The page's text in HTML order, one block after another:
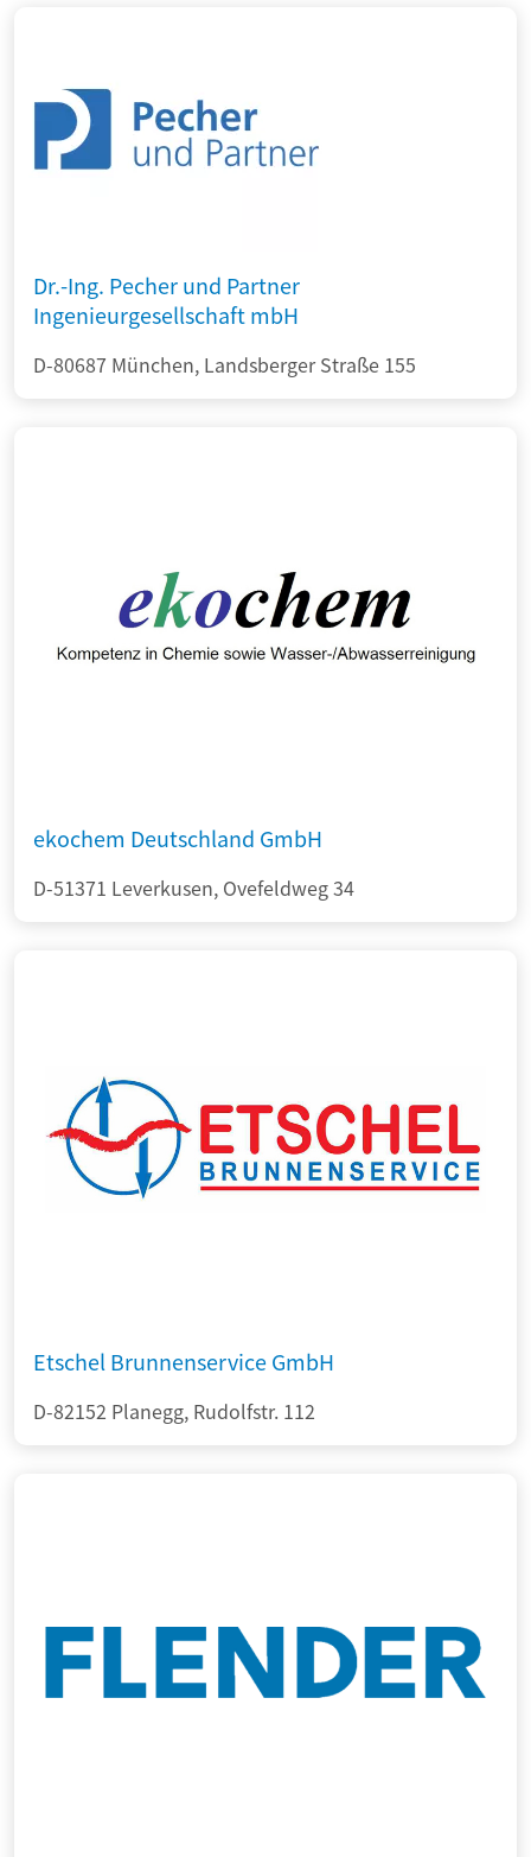
Dr.-Ing. Pecher und Partner
Ingenieurgesellschaft mbH
D-80687 München, Landsberger Straße 155
ekochem Deutschland GmbH
D-51371 Leverkusen, Ovefeldweg 34
Etschel Brunnenservice GmbH
D-82152 Planegg, Rudolfstr. 112